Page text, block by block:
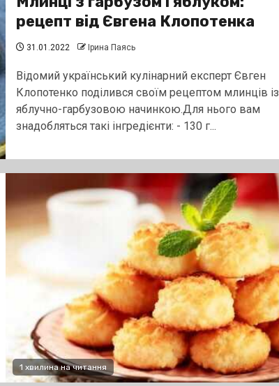
рецепт від Євгена Клопотенка
31.01.2022 Ірина Паясь
Відомий український кулінарний експерт Євген
Клопотенко поділився своїм рецептом млинців із
яблучно-гарбузовою начинкою.Для нього вам
знадобляться такі інгредієнти: - 130 г...
1 хвилина на читання